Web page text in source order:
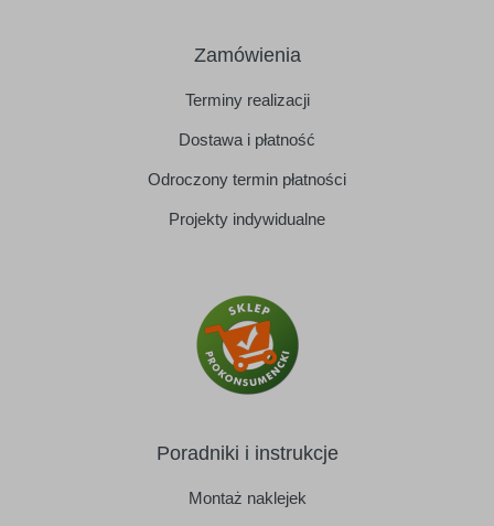
Zamówienia
Terminy realizacji
Dostawa i płatność
Odroczony termin płatności
Projekty indywidualne
Poradniki i instrukcje
Montaż naklejek